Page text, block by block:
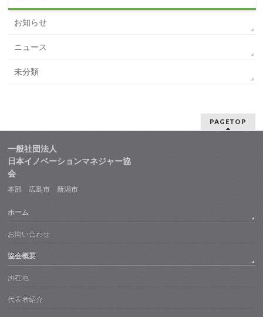
お知らせ
ニュース
未分類
PAGETOP
一般社団法人
日本イノベーションマネジャー協
会
本部 広島市 新潟市
ホーム
お問い合わせ
協会概要
所在地
代表者紹介